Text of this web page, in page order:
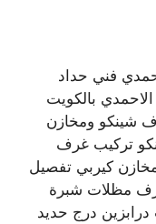
فني حداد
بالكويت
شينكو ومخازن
تركيب غرف
كيربي تفصيل
مظلات شبرة
درج حديد